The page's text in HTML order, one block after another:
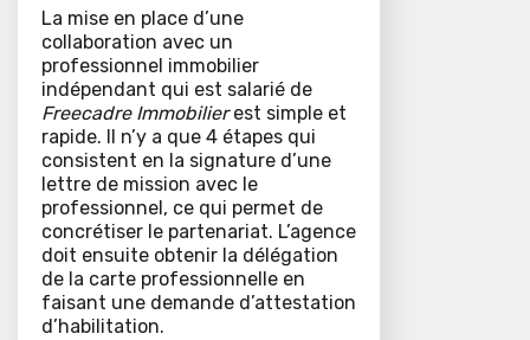
La mise en place d’une
collaboration avec un
professionnel immobilier
indépendant qui est salarié de
Freecadre Immobilierest simple et
rapide. Il n’y a que 4 étapes qui
consistent en la signature d’une
lettre de mission avec le
professionnel, ce qui permet de
concrétiser le partenariat. L’agence
doit ensuite obtenir la délégation
de la carte professionnelle en
faisant une demande d’attestation
d’habilitation.